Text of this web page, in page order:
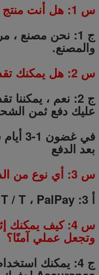
س 1: هل أنت منتج أم مجرد شركة تجارية؟
ج 1: نحن مصنع ،
والمصنع.
س 2: هل يمكنك
ج 2: نعم ،
عليك دفع ثمن
في
بعد الدفع
س 3: أي نوع من
أ 3: L / C ، T / T ، PalPay ، إلخ.
س 4: كيف يمكنك
وتجعل عملي آمنًا؟